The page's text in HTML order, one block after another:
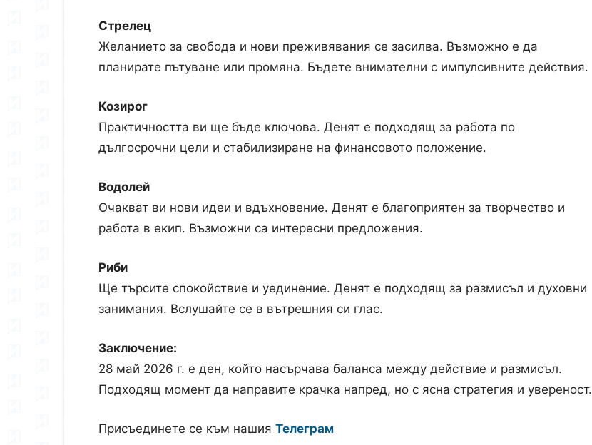
Стрелец
Желанието за свобода и нови преживявания се засилва. Възможно е да
планирате пътуване или промяна. Бъдете внимателни с импулсивните действия.
Козирог
Практичността ви ще бъде ключова. Денят е подходящ за работа по
дългосрочни цели и стабилизиране на финансовото положение.
Водолей
Очакват ви нови идеи и вдъхновение. Денят е благоприятен за творчество и
работа в екип. Възможни са интересни предложения.
Риби
Ще търсите спокойствие и уединение. Денят е подходящ за размисъл и духовни
занимания. Вслушайте се в вътрешния си глас.
Заключение:
28 май 2026 г. е ден, който насърчава баланса между действие и размисъл.
Подходящ момент да направите крачка напред, но с ясна стратегия и увереност.
Присъединете се към нашия Телеграм